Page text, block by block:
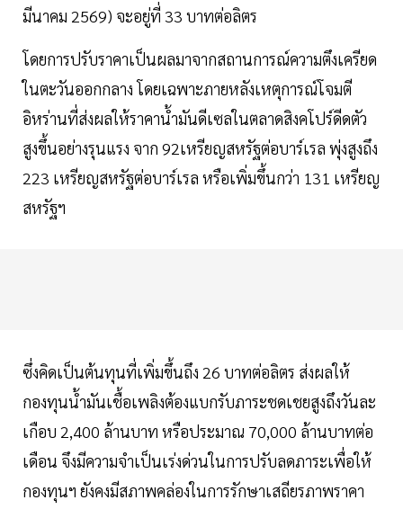
มีนาคม 2569) จะอยู่ที่ 33 บาทต่อลิตร
โดยการปรับราคาเป็นผลมาจากสถานการณ์ความตึงเครียด
ในตะวันออกกลาง โดยเฉพาะภายหลังเหตุการณ์โจมตี
อิหร่านที่ส่งผลให้ราคาน้ำมันดีเซลในตลาดสิงคโปร์ดีดตัว
สูงขึ้นอย่างรุนแรง จาก 92เหรียญสหรัฐต่อบาร์เรล พุ่งสูงถึง
223 เหรียญสหรัฐต่อบาร์เรล หรือเพิ่มขึ้นกว่า 131 เหรียญ
สหรัฐฯ
ซึ่งคิดเป็นต้นทุนที่เพิ่มขึ้นถึง 26 บาทต่อลิตร ส่งผลให้
กองทุนน้ำมันเชื้อเพลิงต้องแบกรับภาระชดเชยสูงถึงวันละ
เกือบ 2,400 ล้านบาท หรือประมาณ 70,000 ล้านบาทต่อ
เดือน จึงมีความจำเป็นเร่งด่วนในการปรับลดภาระเพื่อให้
กองทุนฯ ยังคงมีสภาพคล่องในการรักษาเสถียรภาพราคา